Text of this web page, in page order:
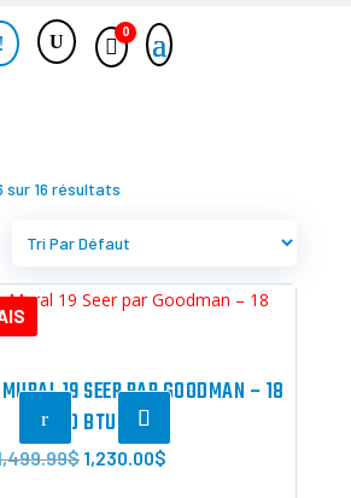
! Panier
0
sur 16 résultats
19 SEER PAR GOODMAN – 18
000 BTU
$ Le
1,230.00$Le
r